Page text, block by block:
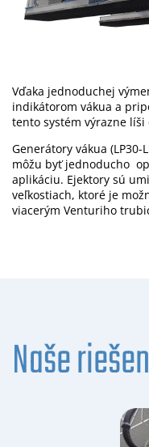
Vďaka jednoduchej
indikátorom vákua a
tento systém výrazne
Generátory vákua
môžu byť jednoducho
aplikáciu. Ejektory sú
veľkostiach, ktoré je
viacerým Venturiho
Naše